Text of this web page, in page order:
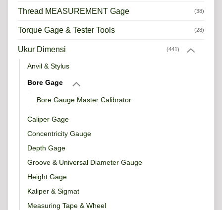
Thread MEASUREMENT Gage (38)
Torque Gage & Tester Tools (28)
Ukur Dimensi (441)
Anvil & Stylus
Bore Gage
Bore Gauge Master Calibrator
Caliper Gage
Concentricity Gauge
Depth Gage
Groove & Universal Diameter Gauge
Height Gage
Kaliper & Sigmat
Measuring Tape & Wheel